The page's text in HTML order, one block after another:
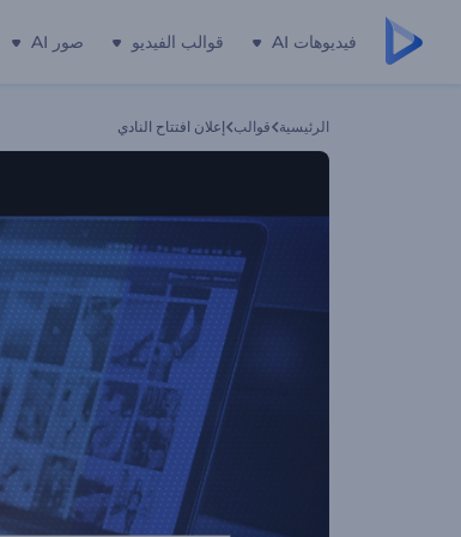
فيديوهات AI قوالب الفيديو صور AI
الرئيسية قوالب إعلان افتتاح النادي